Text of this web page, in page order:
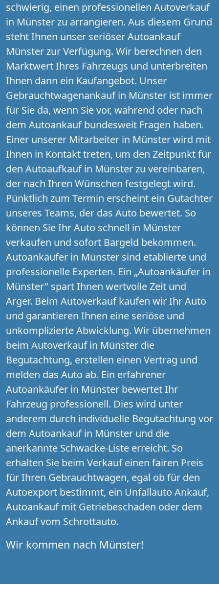
schwierig, einen professionellen Autoverkauf
in Münster zu arrangieren. Aus diesem Grund
steht Ihnen unser seriöser Autoankauf
Münster zur Verfügung. Wir berechnen den
Marktwert Ihres Fahrzeugs und unterbreiten
Ihnen dann ein Kaufangebot. Unser
Gebrauchtwagenankauf in Münster ist immer
für Sie da, wenn Sie vor, während oder nach
dem Autoankauf bundesweit Fragen haben.
Einer unserer Mitarbeiter in Münster wird mit
Ihnen in Kontakt treten, um den Zeitpunkt für
den Autoaufkauf in Münster zu vereinbaren,
der nach Ihren Wünschen festgelegt wird.
Pünktlich zum Termin erscheint ein Gutachter
unseres Teams, der das Auto bewertet. So
können Sie Ihr Auto schnell in Münster
verkaufen und sofort Bargeld bekommen.
Autoankäufer in Münster sind etablierte und
professionelle Experten. Ein „Autoankäufer in
Münster" spart Ihnen wertvolle Zeit und
Ärger. Beim Autoverkauf kaufen wir Ihr Auto
und garantieren Ihnen eine seriöse und
unkomplizierte Abwicklung. Wir übernehmen
beim Autoverkauf in Münster die
Begutachtung, erstellen einen Vertrag und
melden das Auto ab. Ein erfahrener
Autoankäufer in Münster bewertet Ihr
Fahrzeug professionell. Dies wird unter
anderem durch individuelle Begutachtung vor
dem Autoankauf in Münster und die
anerkannte Schwacke-Liste erreicht. So
erhalten Sie beim Verkauf einen fairen Preis
für Ihren Gebrauchtwagen, egal ob für den
Autoexport bestimmt, ein Unfallauto Ankauf,
Autoankauf mit Getriebeschaden oder dem
Ankauf vom Schrottauto.
Wir kommen nach Münster!